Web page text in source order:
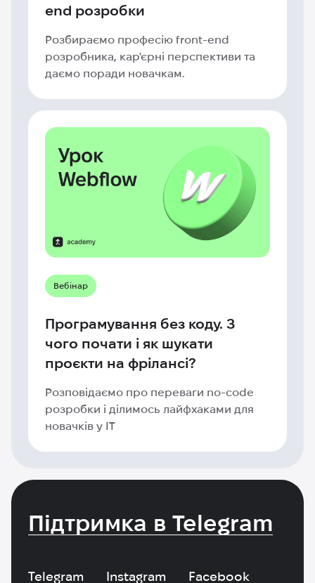
end розробки
Розбираємо професію front-end
розробника, кар'єрні перспективи та
даємо поради новачкам.
Вебінар
Програмування без коду. З
чого почати і як шукати
проєкти на фрілансі?
Розповідаємо про переваги no-code
розробки і ділимось лайфхаками для
новачків у IT
Підтримка в Telegram
Telegram Instagram Facebook